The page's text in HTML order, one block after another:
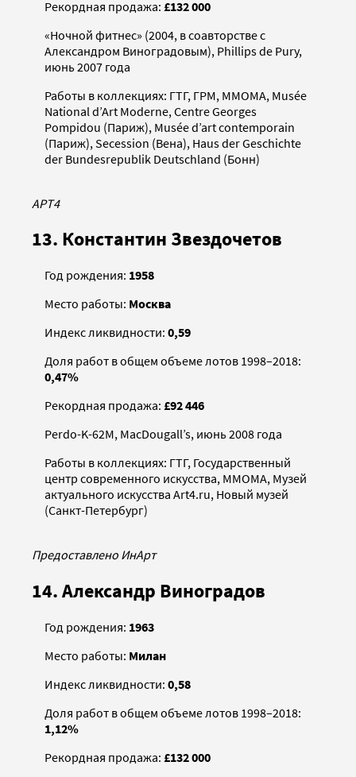
Рекордная продажа: £132 000
«Ночной фитнес» (2004, в соавторстве с
Александром Виноградовым), Phillips de Pury,
июнь 2007 года
Работы в коллекциях: ГТГ, ГРМ, ММОМА, Musée
National d’Art Moderne, Centre Georges
Pompidou (Париж), Musée d’art contemporain
(Париж), Secession (Вена), Haus der Geschichte
der Bundesrepublik Deutschland (Бонн)
AРT4
13. Константин Звездочетов
Год рождения: 1958
Место работы: Москва
Индекс ликвидности: 0,59
Доля работ в общем объеме лотов 1998–2018:
0,47%
Рекордная продажа: £92 446
Perdo-K-62M, MacDougall’s, июнь 2008 года
Работы в коллекциях: ГТГ, Государственный
центр современного искусства, ММОМА, Музей
актуального искусства Art4.ru, Новый музей
(Санкт-Петербург)
Предоставлено ИнАрт
14. Александр Виноградов
Год рождения: 1963
Место работы: Милан
Индекс ликвидности: 0,58
Доля работ в общем объеме лотов 1998–2018:
1,12%
Рекордная продажа: £132 000